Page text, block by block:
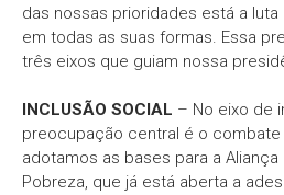
das nossas prioridades está a
em todas as suas formas. Essa
três eixos que guiam nossa
INCLUSÃO SOCIAL – No eixo de
preocupação central é o combate
adotamos as bases para a
Pobreza, que já está aberta a